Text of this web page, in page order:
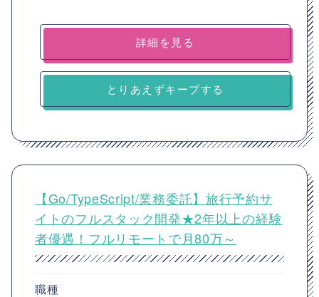
詳細を見る
とりあえずキープする
【Go/TypeScript/業務委託】旅行予約サ
イトのフルスタック開発★2年以上の経験
者優遇！フルリモートで月80万～
職種